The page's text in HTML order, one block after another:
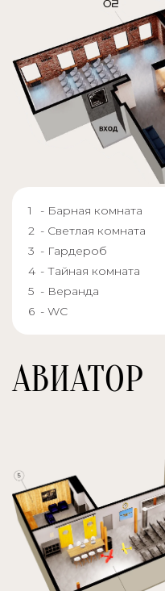
- Барная комната
- Светлая комната
- Гардероб
- Тайная комната
- Веранда
- WC
АВИАТОР